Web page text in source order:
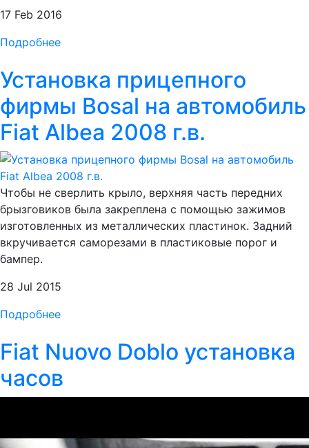
17 Feb 2016
Подробнее
Установка прицепного
фирмы Bosal на автомобиль
Fiat Albea 2008 г.в.
Чтобы не сверлить крыло, верхняя часть передних
брызговиков была закреплена с помощью зажимов
изготовленных из металлических пластинок. Задний
вкручивается саморезами в пластиковые порог и
бампер.
28 Jul 2015
Подробнее
Fiat Nuovo Doblo установка
часов